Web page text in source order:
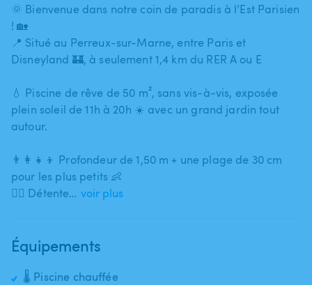
🌞 Bienvenue dans notre coin de paradis à l’Est Parisien
! 🏡
📍 Situé au Perreux-sur-Marne​,​ entre Paris et
Disneyland 🏰​,​ à seulement 1​,​4 km du RER A ou E
💧 Piscine de rêve de 50 m²​,​ sans vis-à-vis​,​ exposée
plein soleil de 11h à 20h ☀️ avec un grand jardin tout
autour.
👨‍👩‍👧‍👦 Profondeur de 1​,​50 m + une plage de 30 cm
pour les plus petits 👶
🧘‍♀️ Détente… voir plus
Équipements
🌡️ Piscine chauffée